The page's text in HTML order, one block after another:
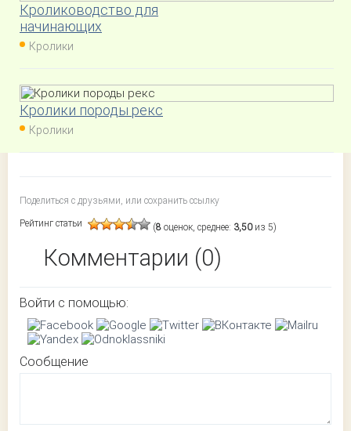
Кролиководство для
начинающих
Кролики
Кролики породы рекс
Кролики
Поделиться с друзьями, или сохранить ссылку
Рейтинг статьи (8 оценок, среднее: 3,50из 5)
Комментарии (0)
Войти с помощью:
Сообщение